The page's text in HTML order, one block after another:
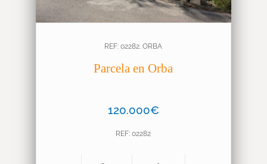
REF: 02282. ORBA
Parcela en Orba
120.000€
REF: 02282